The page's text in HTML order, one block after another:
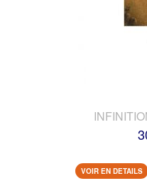
VOIR EN DETAILS